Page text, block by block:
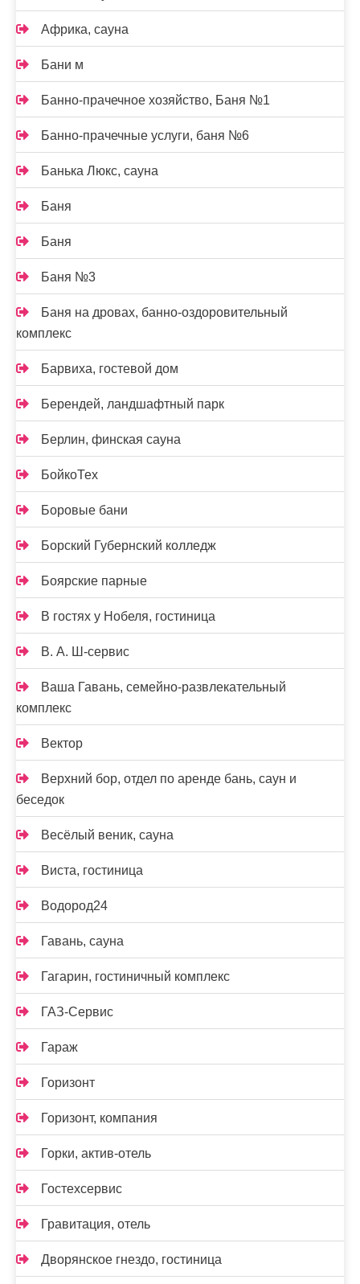
Африка, сауна
Бани м
Банно-прачечное хозяйство, Баня №1
Банно-прачечные услуги, баня №6
Банька Люкс, сауна
Баня
Баня
Баня №3
Баня на дровах, банно-оздоровительный
комплекс
Барвиха, гостевой дом
Берендей, ландшафтный парк
Берлин, финская сауна
БойкоТех
Боровые бани
Борский Губернский колледж
Боярские парные
В гостях у Нобеля, гостиница
В. А. Ш-сервис
Ваша Гавань, семейно-развлекательный
комплекс
Вектор
Верхний бор, отдел по аренде бань, саун и
беседок
Весёлый веник, сауна
Виста, гостиница
Водород24
Гавань, сауна
Гагарин, гостиничный комплекс
ГАЗ-Сервис
Гараж
Горизонт
Горизонт, компания
Горки, актив-отель
Гостехсервис
Гравитация, отель
Дворянское гнездо, гостиница